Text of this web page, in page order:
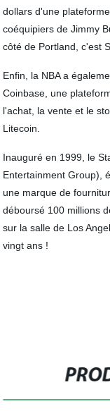
dollars d'une
coéquipiers de Jimmy
côté de Portland, c'est
Enfin, la NBA a
Coinbase, une
l'achat, la vente et le
Litecoin.
Inauguré en 1999, le
Entertainment Group),
une marque de
déboursé 100 millions
sur la salle de Los
vingt ans !